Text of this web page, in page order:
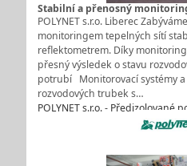
Stabilní a přenosný
POLYNET s.r.o. Liberec
monitoringem tepelných sítí
reflektometrem. Díky
přesný výsledek o stavu
potrubí Monitorovací systémy
rozvodových trubek s…
POLYNET s.r.o. - Předizolované